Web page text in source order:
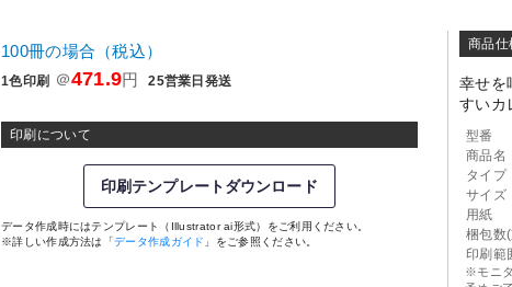
100冊の場合（税込）
1色印刷 ＠471.9円25営業日発送
印刷について
印刷テンプレートダウンロード
データ作成時にはテンプレート（Illustrator ai形式）をご利用ください。
※詳しい作成方法は「データ作成ガイド 」をご参照ください。
商品仕
幸せを
すいカ
型番
商品名
タイプ
サイズ
用紙
梱包数
印刷範
※モニ